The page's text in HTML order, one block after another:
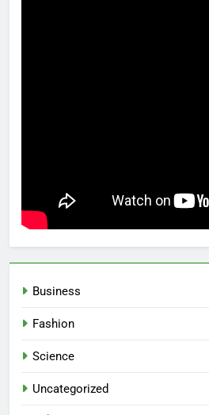
Business
Fashion
Science
Uncategorized